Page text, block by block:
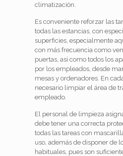
climatización.
Es conveniente reforzar las
todas las estancias, con
superficies, especialmente
con más frecuencia como
puertas, así como todos los
por los empleados, desde
mesas y ordenadores. En
necesario limpiar el área de
empleado.
El personal de limpieza
debe tener una correcta
todas las tareas con
uso, además de disponer de
habituales, pues son